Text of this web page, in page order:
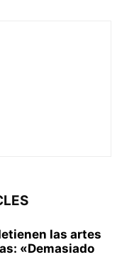
las artes
«Demasiado